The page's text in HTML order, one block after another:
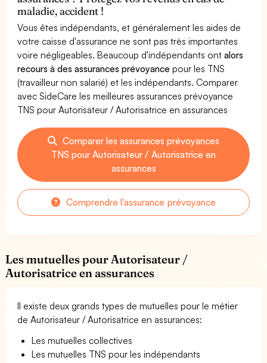
maladie, accident !
Vous êtes indépendants, et généralement les aides de
votre caisse d'assurance ne sont pas très importantes
voire négligeables. Beaucoup d'indépendants ontalors
recours à des assurances prévoyance pour les TNS
(travailleur non salarié) et les indépendants. Comparer
avec SideCare les meilleures assurances prévoyance
TNS pour Autorisateur / Autorisatrice en assurances
Comparer les assurances prévoyances
TNS pour Autorisateur / Autorisatrice en
assurances
Comprendre l'assurance prévoyance
Les mutuelles pour Autorisateur /
Autorisatrice en assurances
Il existe deux grands types de mutuelles pour le métier
de Autorisateur / Autorisatrice en assurances:
Les mutuelles collectives
Les mutuelles TNS pour les indépendants